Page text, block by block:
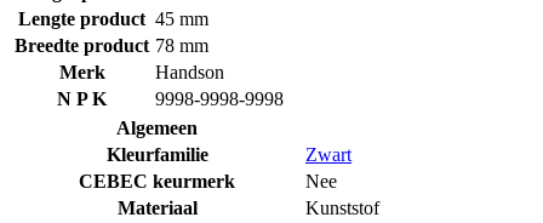
Lengte product 45 mm
Breedte product 78 mm
Merk
Handson
N P K
9998-9998-9998
Algemeen
Kleurfamilie
Zwart
CEBEC keurmerk
Nee
Materiaal
Kunststof